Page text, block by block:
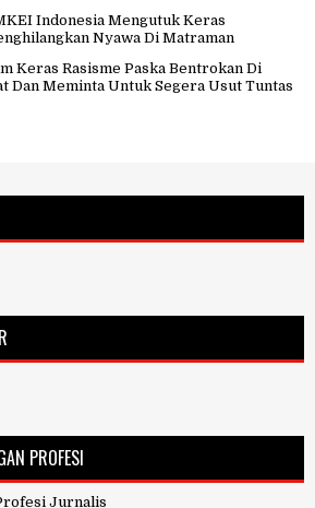
Indonesia Mengutuk Keras
Nyawa Di Matraman
Keras Rasisme Paska Bentrokan Di
Dan Meminta Untuk Segera Usut Tuntas
PROFESI
Jurnalis